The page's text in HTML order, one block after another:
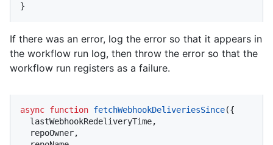
}
If there was an error, log the error so that it appears in
the workflow run log, then throw the error so that the
workflow run registers as a failure.
async function fetchWebhookDeliveriesSince({